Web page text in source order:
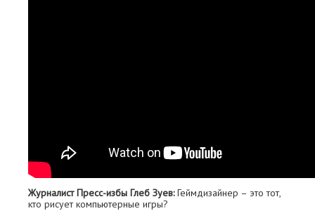
Журналист Пресс-избы Глеб Зуев:Геймдизайнер – это тот,
кто рисует компьютерные игры?